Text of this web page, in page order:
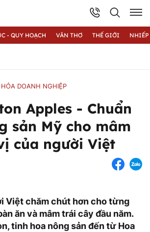
- QUY HOẠCH VĂN THƠ THẾ GIỚI
DOANH NGHIỆP
Apples - Chuẩn
sản Mỹ cho mâm
của người Việt
Việt chăm chút hơn cho từng
ăn và mâm trái cây đầu năm.
tinh hoa nông sản đến từ Hoa